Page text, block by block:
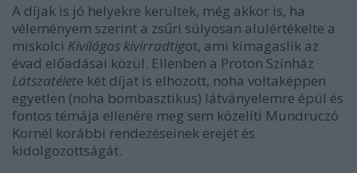
A díjak is jó helyekre kerültek, még akkor is, ha
véleményem szerint a zsűri súlyosan alulértékelte a
miskolci Kivilágos kivirradtigot, ami kimagaslik az
évad előadásai közül. Ellenben a Proton Színház
Látszatélete két díjat is elhozott, noha voltaképpen
egyetlen (noha bombasztikus) látványelemre épül és
fontos témája ellenére meg sem közelíti Mundruczó
Kornél korábbi rendezéseinek erejét és
kidolgozottságát.